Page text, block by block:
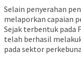
Selain penyerahan
melaporkan capaian
Sejak terbentuk pada
telah berhasil
pada sektor